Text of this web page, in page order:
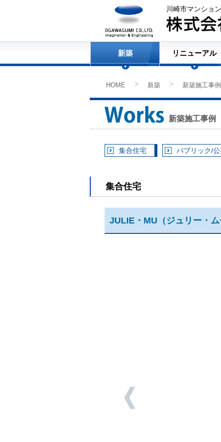
川崎市マンショ
新築 リニューアル
HOME
新築
新築施工事例
新築施工事例
集合住宅 パブリック/
集合住宅
JULIE・MU（ジュリー・